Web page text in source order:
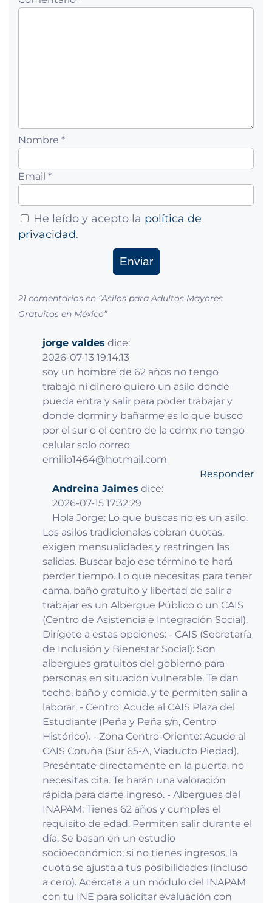
Nombre *
Email *
He leído y acepto la política de
privacidad.
21 comentarios en “Asilos para Adultos Mayores
Gratuitos en México”
jorge valdes dice:
2026-07-13 19:14:13
soy un hombre de 62 años no tengo
trabajo ni dinero quiero un asilo donde
pueda entra y salir para poder trabajar y
donde dormir y bañarme es lo que busco
por el sur o el centro de la cdmx no tengo
celular solo correo
emilio1464@hotmail.com
Responder
Andreina Jaimes dice:
2026-07-15 17:32:29
Hola Jorge: Lo que buscas no es un asilo.
Los asilos tradicionales cobran cuotas,
exigen mensualidades y restringen las
salidas. Buscar bajo ese término te hará
perder tiempo. Lo que necesitas para tener
cama, baño gratuito y libertad de salir a
trabajar es un Albergue Público o un CAIS
(Centro de Asistencia e Integración Social).
Dirígete a estas opciones: - CAIS (Secretaría
de Inclusión y Bienestar Social): Son
albergues gratuitos del gobierno para
personas en situación vulnerable. Te dan
techo, baño y comida, y te permiten salir a
laborar. - Centro: Acude al CAIS Plaza del
Estudiante (Peña y Peña s/n, Centro
Histórico). - Zona Centro-Oriente: Acude al
CAIS Coruña (Sur 65-A, Viaducto Piedad).
Preséntate directamente en la puerta, no
necesitas cita. Te harán una valoración
rápida para darte ingreso. - Albergues del
INAPAM: Tienes 62 años y cumples el
requisito de edad. Permiten salir durante el
día. Se basan en un estudio
socioeconómico; si no tienes ingresos, la
cuota se ajusta a tus posibilidades (incluso
a cero). Acércate a un módulo del INAPAM
con tu INE para solicitar evaluación con